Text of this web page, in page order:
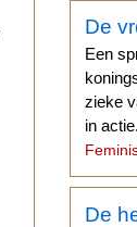
De
Een
zieke
in actie.
De